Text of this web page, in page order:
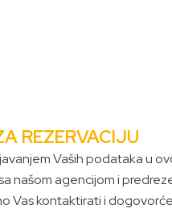
REZERVACIJU
Vaših podataka u
našom agencijom i
Vas kontaktirati i